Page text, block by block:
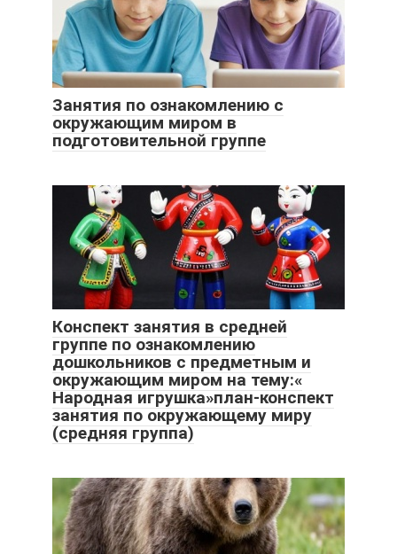
Занятия по ознакомлению с
окружающим миром в
подготовительной группе
Конспект занятия в средней
группе по ознакомлению
дошкольников с предметным и
окружающим миром на тему:«
Народная игрушка»план-конспект
занятия по окружающему миру
(средняя группа)